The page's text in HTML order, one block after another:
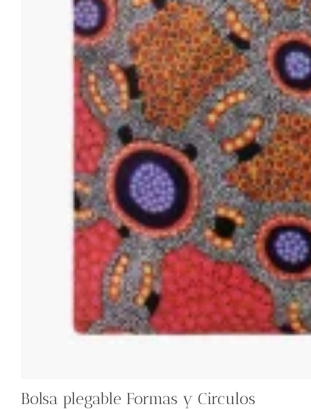
Bolsa plegable Formas y Circulos